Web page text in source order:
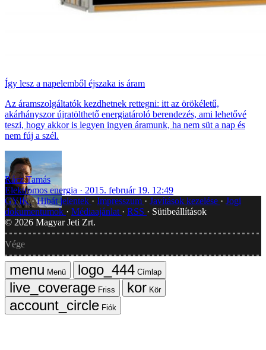
Így lesz a napelemből éjszaka is áram
Az áramszolgáltatók kezdhetnek rettegni: itt az örökéletű,
akárhányszor újratölthető energiatároló berendezés, ami lehetővé
teszi, hogy akkor is legyen ingyen áramunk, ha nem süt a nap és
nem fúj a szél.
Rácz Tamás
Elektromos energia
2015. február 19. 12:49
GYIK Hibát jelentek Impresszum Javítások kezelése
Jogi
dokumentumok
Médiaajánlat RSS
Sütibeállítások
© 2026 Magyar Jeti Zrt.
Vége
Menü
Címlap
Friss
Kör
Fiók